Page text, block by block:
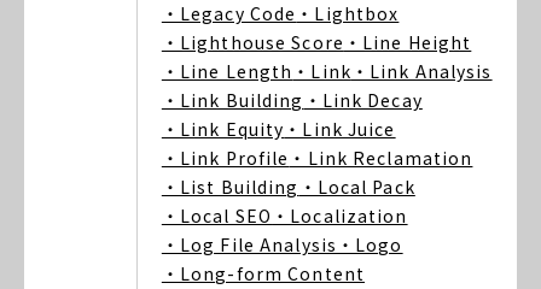
・Legacy Code ・Lightbox
・Lighthouse Score ・Line Height
・Line Length ・Link ・Link Analysis
・Link Building ・Link Decay
・Link Equity ・Link Juice
・Link Profile ・Link Reclamation
・List Building ・Local Pack
・Local SEO ・Localization
・Log File Analysis ・Logo
・Long-form Content